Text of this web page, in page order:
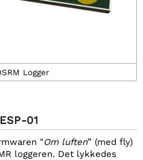
Logger
01
"Om luften” (med fly)
loggeren. Det lykkedes